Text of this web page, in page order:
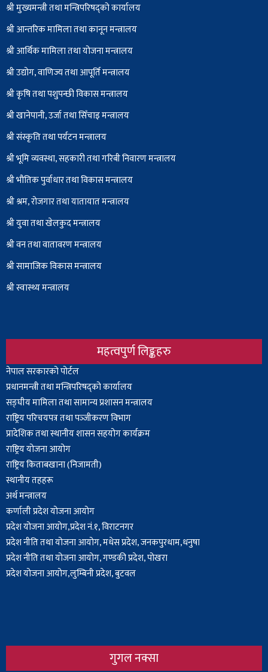
श्रीमुख्यमन्त्री तथा मन्त्रिपरिषद्को कार्यालय
श्री आन्तरिक मामिला तथा कानून मन्त्रालय
श्री आर्थिक मामिला तथा योजना मन्त्रालय
श्री उद्योग, वाणिज्य तथा आपूर्ति मन्त्रालय
श्री कृषि तथा पशुपन्छी विकास मन्त्रालय
श्री खानेपानी, उर्जा तथा सिँचाइ मन्त्रालय
श्री संस्कृति तथा पर्यटन मन्त्रालय
श्री भूमि व्यवस्था, सहकारी तथा गरिबी निवारण मन्त्रालय
श्री भौतिक पुर्वाधार तथा विकास मन्त्रालय
श्री श्रम, रोजगार तथा यातायात मन्त्रालय
श्री युवा तथा खेलकुद मन्त्रालय
श्री वन तथा वातावरण मन्त्रालय
श्री सामाजिक विकास मन्त्रालय
श्री स्वास्थ्य मन्त्रालय
महत्वपुर्ण लिङ्कहरु
Body
नेपाल सरकारको पोर्टल
प्रधानमन्त्री तथा मन्त्रिपरिषद्को कार्यालय
सङ्घीय मामिला तथा सामान्य प्रशासन मन्त्रालय
राष्ट्रिय परिचयपत्र तथा पञ्‍जीकरण विभाग
प्रादेशिक तथा स्थानीय शासन सहयोग कार्यक्रम
राष्ट्रिय योजना आयोग
राष्ट्रिय किताबखाना (निजामती)
स्थानीय तहहरू
अर्थ मन्त्रालय
कर्णाली प्रदेश योजना आयोग
प्रदेश योजना आयोग,प्रदेश नं.१, विराटनगर
प्रदेश नीति तथा योजना आयोग, मधेस प्रदेश, जनकपुरधाम,धनुषा
प्रदेश नीति तथा योजना आयोग, गण्डकी प्रदेश, पोखरा
प्रदेश योजना आयोग,लुम्बिनी प्रदेश, बुटवल
गुगल नक्सा